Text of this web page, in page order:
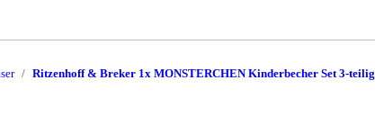
Ritzenhoff & Breker 1x MONSTERCHEN Kinderbecher Set 3-teilig